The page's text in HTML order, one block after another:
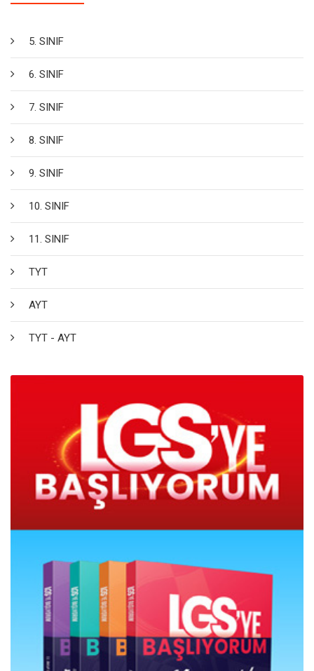
5. SINIF
6. SINIF
7. SINIF
8. SINIF
9. SINIF
10. SINIF
11. SINIF
TYT
AYT
TYT - AYT